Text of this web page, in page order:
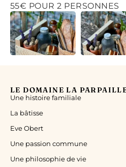
55€ POUR 2 PERSONNES
LE DOMAINE LA
Une histoire familiale
La bâtisse
Eve Obert
Une passion commune
Une philosophie de vie